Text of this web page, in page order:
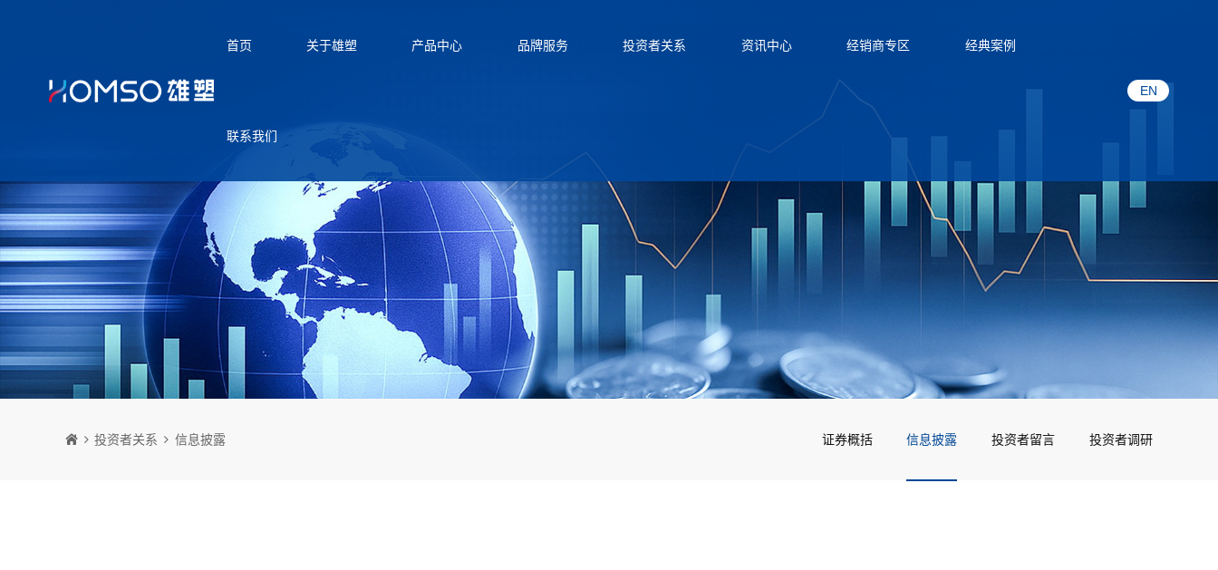
首页 关于雄塑 产品中心 品牌服务 投资者关系 资讯中心 经销商专区 经典案例
联系我们
EN
投资者关系 信息披露 证券概括 信息披露 投资者留言 投资者调研